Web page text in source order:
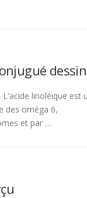
dessin
L'acide linoléique est
des oméga 6,
et par …